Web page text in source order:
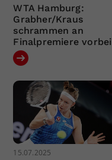
WTA Hamburg:
Grabher/Kraus
schrammen an
Finalpremiere vorbei
15.07.2025